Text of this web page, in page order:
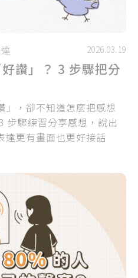
2026.03.19
讚」？ 3 步驟把分
，卻不知道怎麼把感想
步驟練習分享感想，說出
達更有畫面也更好接話